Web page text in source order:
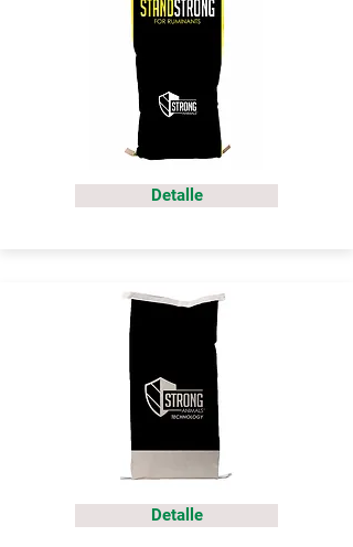
Detalle
Detalle